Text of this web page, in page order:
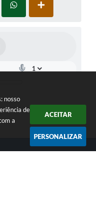
nosso
de
a
ACEITAR
PERSONALIZAR